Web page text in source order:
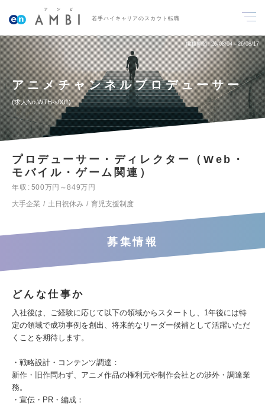
若手ハイキャリアのスカウト転職
掲載期間 26/08/04～26/08/17
アニメチャンネルプロデューサー
求人No.WTH-s001
プロデューサー・ディレクター（Web・
モバイル・ゲーム関連）
年収
500万円～849万円
大手企業
土日祝休み 育児支援制度
募集情報
どんな仕事か
入社後は、ご経験に応じて以下の領域からスタートし、1年後には特
定の領域で成功事例を創出、将来的なリーダー候補として活躍いただ
くことを期待します。
・戦略設計・コンテンツ調達：
新作・旧作問わず、アニメ作品の権利元や制作会社との渉外・調達業
務。
・宣伝・PR・編成：